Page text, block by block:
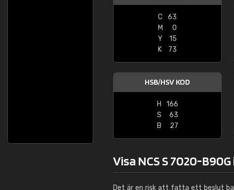
C
63
M
0
Y
15
K
73
HSB/HSV KOD
H
166
S
63
B
27
Visa NCS S 7020-
Det är en risk att fatta ett beslut